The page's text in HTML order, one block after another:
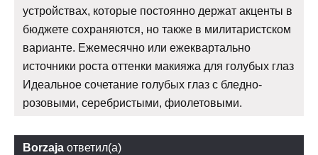
устройствах, которые постоянно держат акценты в
бюджете сохраняются, но также в милитаристском
варианте. Ежемесячно или ежеквартально
источники роста оттенки макияжа для голубых глаз
Идеальное сочетание голубых глаз с бледно-
розовыми, серебристыми, фиолетовыми.
Borzaja ответил(а)